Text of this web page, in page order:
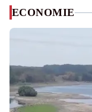
ECONOMIE